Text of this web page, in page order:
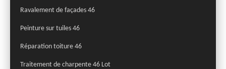
Ravalement de façades 46
Peinture sur tuiles 46
Réparation toiture 46
Traitement de charpente 46 Lot